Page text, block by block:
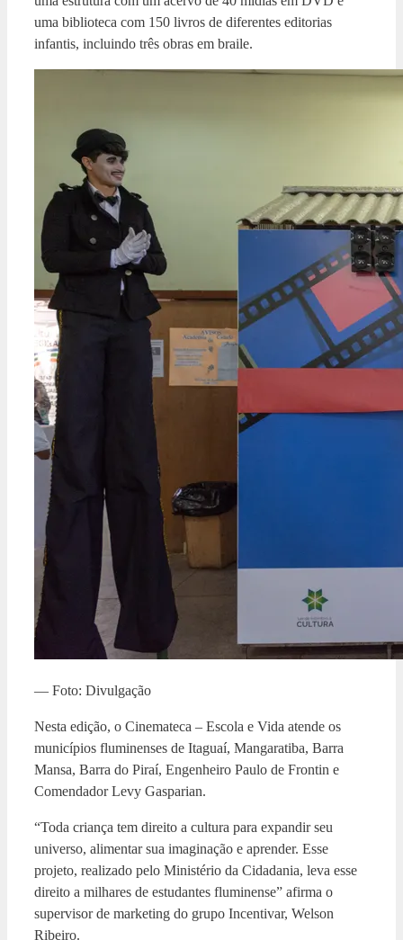
uma biblioteca com 150 livros de diferentes editorias
infantis, incluindo três obras em braile.
— Foto: Divulgação
Nesta edição, o Cinemateca – Escola e Vida atende os
municípios fluminenses de Itaguaí, Mangaratiba, Barra
Mansa, Barra do Piraí, Engenheiro Paulo de Frontin e
Comendador Levy Gasparian.
“Toda criança tem direito a cultura para expandir seu
universo, alimentar sua imaginação e aprender. Esse
projeto, realizado pelo Ministério da Cidadania, leva esse
direito a milhares de estudantes fluminense” afirma o
supervisor de marketing do grupo Incentivar, Welson
Ribeiro.